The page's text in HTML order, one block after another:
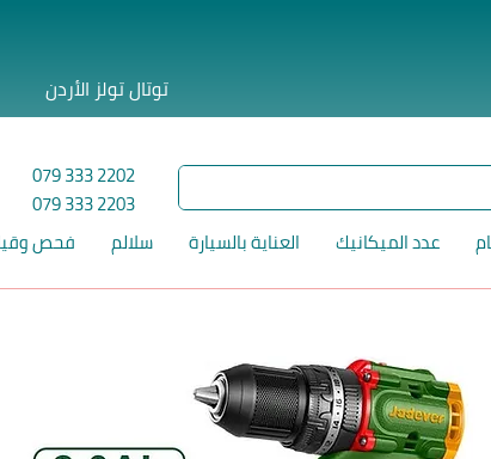
توتال تولز الأردن
079 333 2202
079 333 2203
عدد الميكانيك العناية بالسيارة سلالم فحص